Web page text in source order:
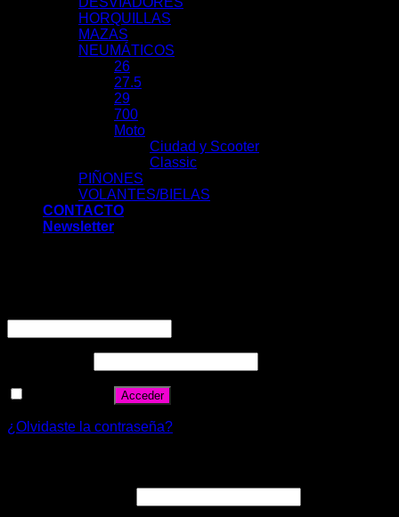
HORQUILLAS
MAZAS
NEUMÁTICOS
26
27.5
29
700
Moto
Ciudad y Scooter
Classic
PIÑONES
VOLANTES/BIELAS
CONTACTO
Newsletter
Acceder
¿Olvidaste la contraseña?